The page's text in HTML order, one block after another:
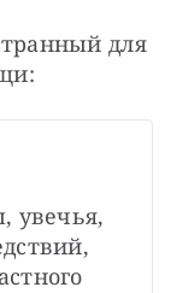
для
увечья,